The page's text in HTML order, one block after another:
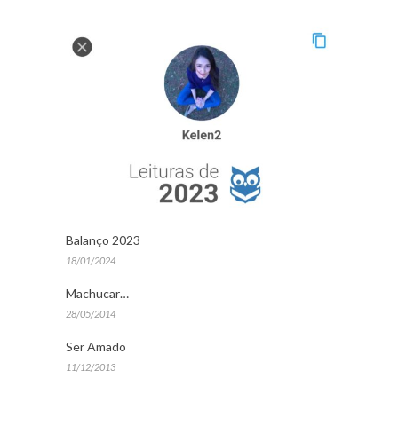
Balanço 2023
18/01/2024
Machucar…
28/05/2014
Ser Amado
11/12/2013